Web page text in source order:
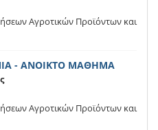
Αγροτικών Προϊόντων και
- ΑΝΟΙΚΤΟ ΜΑΘΗΜΑ
Αγροτικών Προϊόντων και